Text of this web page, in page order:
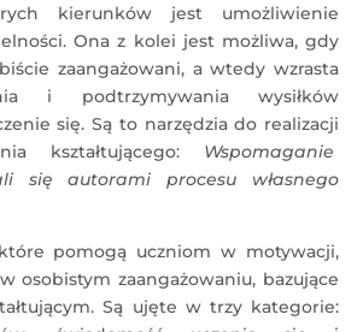
kierunków jest umożliwienie
Ona z kolei jest możliwa, gdy
zaangażowani, a wtedy wzrasta
i podtrzymywania wysiłków
się. Są to narzędzia do realizacji
kształtującego: Wspomaganie
się autorami procesu własnego
pomogą uczniom w motywacji,
osobistym zaangażowaniu, bazujące
Są ujęte w trzy kategorie: